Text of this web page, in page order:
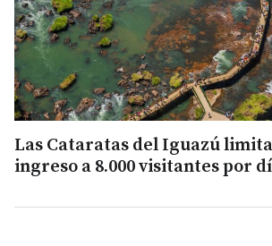
Las Cataratas del Iguazú
ingreso a 8.000 visitantes por